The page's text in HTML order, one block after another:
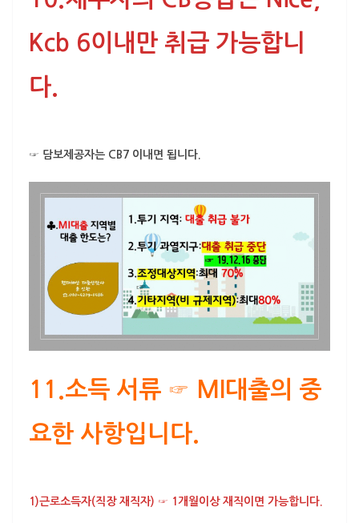
Kcb 6이내만 취급 가능합니
다.
☞ 담보제공자는 CB7 이내면 됩니다.
11.소득 서류 ☞ MI대출의 중
요한 사항입니다.
1)근로소득자(직장 재직자) ☞ 1개월이상 재직이면 가능합니다.